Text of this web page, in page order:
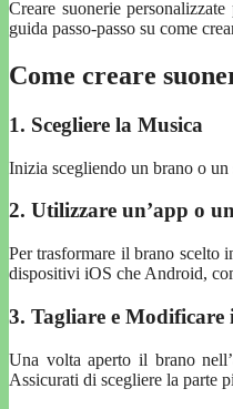
Creare suonerie
guida passo-passo su come
Come creare
1. Scegliere la Musica
Inizia scegliendo un brano o un
2. Utilizzare un’app o
Per trasformare il brano scelto
dispositivi iOS che Android,
3. Tagliare e Modificare
Una volta aperto il brano
Assicurati di scegliere la parte